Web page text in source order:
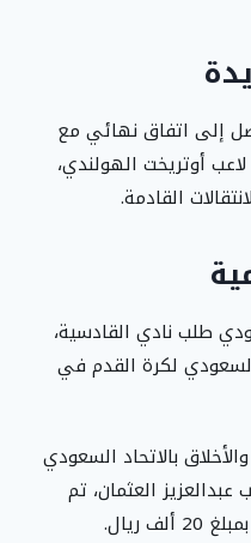
إلى اتفاق نهائي مع
أوتريخت الهولندي،
القادمة.
طلب نادي القادسية،
السعودي لكرة القدم في
بالاتحاد السعودي
العثمان، تم
ريال.